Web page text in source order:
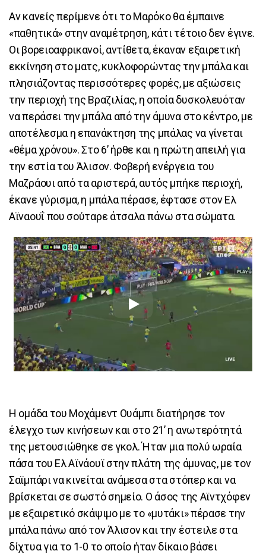
Αν κανείς περίμενε ότι το Μαρόκο θα έμπαινε
«παθητικά» στην αναμέτρηση, κάτι τέτοιο δεν έγινε.
Οι βορειοαφρικανοί, αντίθετα, έκαναν εξαιρετική
εκκίνηση στο ματς, κυκλοφορώντας την μπάλα και
πλησιάζοντας περισσότερες φορές, με αξιώσεις
την περιοχή της Βραζιλίας, η οποία δυσκολευόταν
να περάσει την μπάλα από την άμυνα στο κέντρο, με
αποτέλεσμα η επανάκτηση της μπάλας να γίνεται
«θέμα χρόνου». Στο 6’ ήρθε και η πρώτη απειλή για
την εστία του Άλισον. Φοβερή ενέργεια του
Μαζράουι από τα αριστερά, αυτός μπήκε περιοχή,
έκανε γύρισμα, η μπάλα πέρασε, έφτασε στον Ελ
Αϊναουΐ που σούταρε άτσαλα πάνω στα σώματα.
Η ομάδα του Μοχάμεντ Ουάμπι διατήρησε τον
έλεγχο των κινήσεων και στο 21’ η ανωτερότητά
της μετουσιώθηκε σε γκολ. Ήταν μια πολύ ωραία
πάσα του Ελ Αϊνάουϊ στην πλάτη της άμυνας, με τον
Σαϊμπάρι να κινείται ανάμεσα στα στόπερ και να
βρίσκεται σε σωστό σημείο. Ο άσος της Αϊντχόφεν
με εξαιρετικό σκάψιμο με το «μυτάκι» πέρασε την
μπάλα πάνω από τον Άλισον και την έστειλε στα
δίχτυα για το 1-0 το οποίο ήταν δίκαιο βάσει